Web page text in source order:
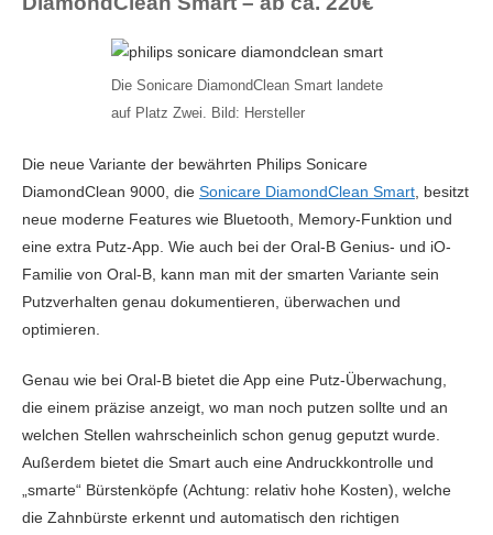
Positionserkennung
Ja
Zahnfleischschutz, Tiefenreinigung,
Aufhellen
Technologie Schallzahnbürste
Timer Ja
Zahnflächenanalyse
per App
Saturn.de
PHILIPS Sonicare DiamondClean 9000 Neue
Generation HX9911/27 elektrische Zahnbürste Weiß
Amazon price updated:9. August 2026 15:06
Zum Preisvergleich »
Die Sonicare DiamondClean Smart landete
auf Platz Zwei. Bild: Hersteller
Die neue Variante der bewährten Philips Sonicare
DiamondClean 9000, die Sonicare DiamondClean Smart , besitzt
neue moderne Features wie Bluetooth, Memory-Funktion und
eine extra Putz-App. Wie auch bei der Oral-B Genius- und iO-
Familie von Oral-B, kann man mit der smarten Variante sein
Putzverhalten genau dokumentieren, überwachen und
optimieren.
Genau wie bei Oral-B bietet die App eine Putz-Überwachung,
die einem präzise anzeigt, wo man noch putzen sollte und an
welchen Stellen wahrscheinlich schon genug geputzt wurde.
Außerdem bietet die Smart auch eine Andruckkontrolle und
„smarte“ Bürstenköpfe (Achtung: relativ hohe Kosten), welche
die Zahnbürste erkennt und automatisch den richtigen